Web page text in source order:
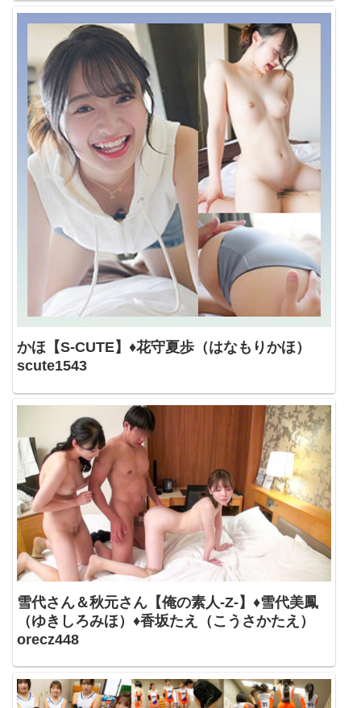
かほ【S-CUTE】♦花守夏歩（はなもりかほ）
scute1543
雪代さん＆秋元さん【俺の素人-Z-】♦雪代美鳳
（ゆきしろみほ）♦香坂たえ（こうさかたえ）
orecz448